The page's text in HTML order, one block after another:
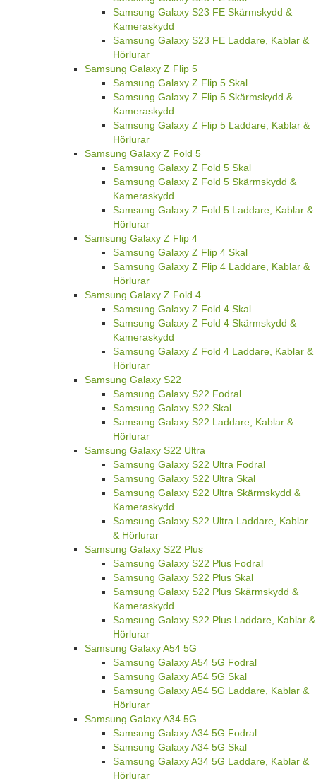
Samsung Galaxy S23 FE Skärmskydd &
Kameraskydd
Samsung Galaxy S23 FE Laddare, Kablar &
Hörlurar
Samsung Galaxy Z Flip 5
Samsung Galaxy Z Flip 5 Skal
Samsung Galaxy Z Flip 5 Skärmskydd &
Kameraskydd
Samsung Galaxy Z Flip 5 Laddare, Kablar &
Hörlurar
Samsung Galaxy Z Fold 5
Samsung Galaxy Z Fold 5 Skal
Samsung Galaxy Z Fold 5 Skärmskydd &
Kameraskydd
Samsung Galaxy Z Fold 5 Laddare, Kablar &
Hörlurar
Samsung Galaxy Z Flip 4
Samsung Galaxy Z Flip 4 Skal
Samsung Galaxy Z Flip 4 Laddare, Kablar &
Hörlurar
Samsung Galaxy Z Fold 4
Samsung Galaxy Z Fold 4 Skal
Samsung Galaxy Z Fold 4 Skärmskydd &
Kameraskydd
Samsung Galaxy Z Fold 4 Laddare, Kablar &
Hörlurar
Samsung Galaxy S22
Samsung Galaxy S22 Fodral
Samsung Galaxy S22 Skal
Samsung Galaxy S22 Laddare, Kablar &
Hörlurar
Samsung Galaxy S22 Ultra
Samsung Galaxy S22 Ultra Fodral
Samsung Galaxy S22 Ultra Skal
Samsung Galaxy S22 Ultra Skärmskydd &
Kameraskydd
Samsung Galaxy S22 Ultra Laddare, Kablar
& Hörlurar
Samsung Galaxy S22 Plus
Samsung Galaxy S22 Plus Fodral
Samsung Galaxy S22 Plus Skal
Samsung Galaxy S22 Plus Skärmskydd &
Kameraskydd
Samsung Galaxy S22 Plus Laddare, Kablar &
Hörlurar
Samsung Galaxy A54 5G
Samsung Galaxy A54 5G Fodral
Samsung Galaxy A54 5G Skal
Samsung Galaxy A54 5G Laddare, Kablar &
Hörlurar
Samsung Galaxy A34 5G
Samsung Galaxy A34 5G Fodral
Samsung Galaxy A34 5G Skal
Samsung Galaxy A34 5G Laddare, Kablar &
Hörlurar